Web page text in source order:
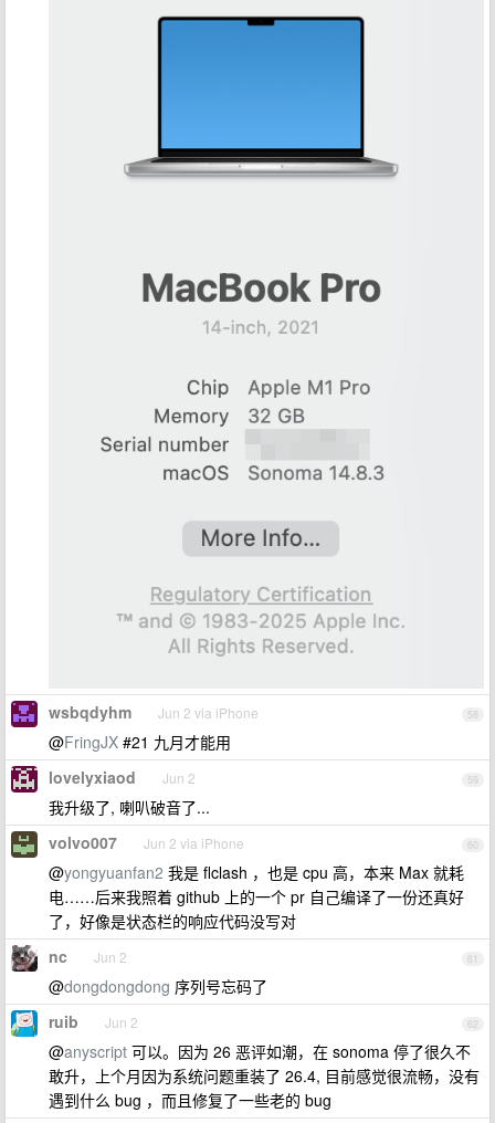
58
wsbqdyhm Jun 2 via iPhone
@FringJX #21 九月才能用
59
lovelyxiaod Jun 2
我升级了, 喇叭破音了...
60
volvo007 Jun 2 via iPhone
@yongyuanfan2 我是 flclash ，也是 cpu 高，本来 Max 就耗
电……后来我照着 github 上的一个 pr 自己编译了一份还真好
了，好像是状态栏的响应代码没写对
61
nc Jun 2
@dongdongdong 序列号忘码了
62
ruib Jun 2
@anyscript 可以。因为 26 恶评如潮，在 sonoma 停了很久不
敢升，上个月因为系统问题重装了 26.4, 目前感觉很流畅，没有
遇到什么 bug ，而且修复了一些老的 bug